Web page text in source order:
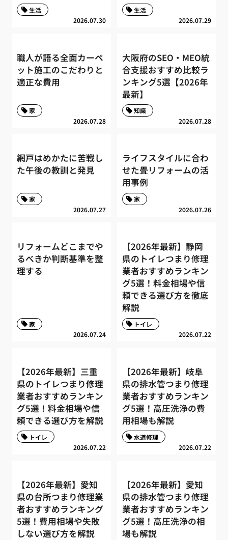
2026.07.30
生活
2026.07.29
生活
職人が語る全面カーペ
ット施工のこだわりと
適正な費用
2026.07.28
家
大阪府のSEO・MEO統
合支援おすすめ比較ラ
ンキング5選【2026年
最新】
2026.07.28
知識
網戸はめかたに苦戦し
た午後の教訓と発見
2026.07.27
家
ライフスタイルに合わ
せた畳リフォームの活
用事例
2026.07.26
家
リフォームどこまでや
るべきか判断基準を整
理する
2026.07.24
家
【2026年最新】静岡
県のトイレつまり修理
業者おすすめランキン
グ5選！料金相場や信
頼できる選び方を徹底
解説
2026.07.22
トイレ
【2026年最新】三重
県のトイレつまり修理
業者おすすめランキン
グ5選！料金相場や信
頼できる選び方を解説
2026.07.22
トイレ
【2026年最新】岐阜
県の排水管つまり修理
業者おすすめランキン
グ5選！高圧洗浄の費
用相場も解説
2026.07.22
水道修理
【2026年最新】愛知
県の台所つまり修理業
者おすすめランキング
5選！費用相場や失敗
しない選び方を解説
【2026年最新】愛知
県の排水管つまり修理
業者おすすめランキン
グ5選！高圧洗浄の相
場も解説